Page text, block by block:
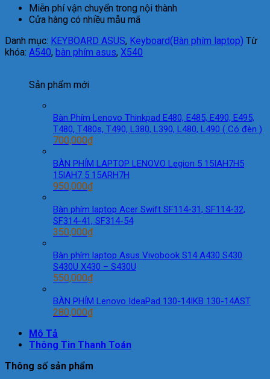
Miễn phí vận chuyển trong nội thành
Cửa hàng có nhiều mẫu mã
Danh mục: KEYBOARD ASUS, Keyboard(Bàn phím laptop) Từ
khóa: A540, bàn phím asus, X540
Sản phẩm mới
Bàn Phím Lenovo Thinkpad E480, E485, E490, E495,
T480, T480s, T490, L380, L390, L480, L490 ( Có đèn )
700,000₫
BÀN PHÍM LAPTOP LENOVO Legion 5 15IAH7H5
15IAH7 5 15ARH7H
950,000₫
Bàn phím laptop Acer Swift SF114-31, SF114-32,
SF314-41, SF314-54
350,000₫
Bàn phím laptop Asus Vivobook S14 A430 S430
S430U X430 – S430U
550,000₫
BÀN PHÍM Lenovo IdeaPad 130-14IKB 130-14AST
280,000₫
Mô Tả
Thông Tin Thanh Toán
Thông số sản phẩm